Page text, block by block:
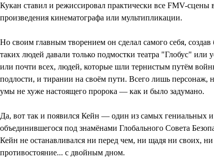
Кукан ставил и режиссировал практически все FMV-
произведения кинематографа или мультипликации.
Но своим главным творением он сделал самого себя,
таких людей давали только подмостки театра "Глобус" или
или почти всех, людей, которые шли тернистым путём
подлости, и тирании на своём пути. Всего лишь персонаж,
умы не хуже настоящего пророка — как и было задумано.
Да, вот так и появился Кейн — один из самых гениальных
объединившегося под знамёнами Глобального Совета
Кейн не останавливался ни перед чем, ни щадя ни своих,
противостояние... с двойным дном.